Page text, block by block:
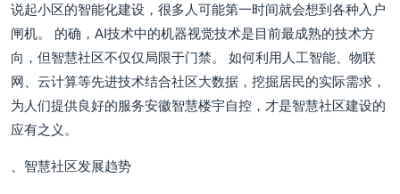
说起小区的智能化建设，很多人可能第一时间就会想到各种入户
闸机。 的确，AI技术中的机器视觉技术是目前最成熟的技术方
向，但智慧社区不仅仅局限于门禁。 如何利用人工智能、物联
网、云计算等先进技术结合社区大数据，挖掘居民的实际需求，
为人们提供良好的服务安徽智慧楼宇自控，才是智慧社区建设的
应有之义。
、智慧社区发展趋势